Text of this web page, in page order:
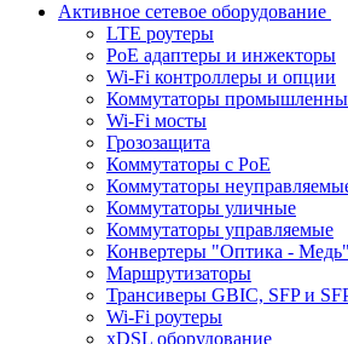
Активное сетевое оборудование
LTE роутеры
PoE адаптеры и инжекторы
Wi-Fi контроллеры и опции
Коммутаторы
Wi-Fi мосты
Грозозащита
Коммутаторы c PoE
Коммутаторы
Коммутаторы уличные
Коммутаторы управляемые
Конвертеры "Оптика - Медь"
Маршрутизаторы
Трансиверы GBIC, SFP и
Wi-Fi роутеры
xDSL оборудование